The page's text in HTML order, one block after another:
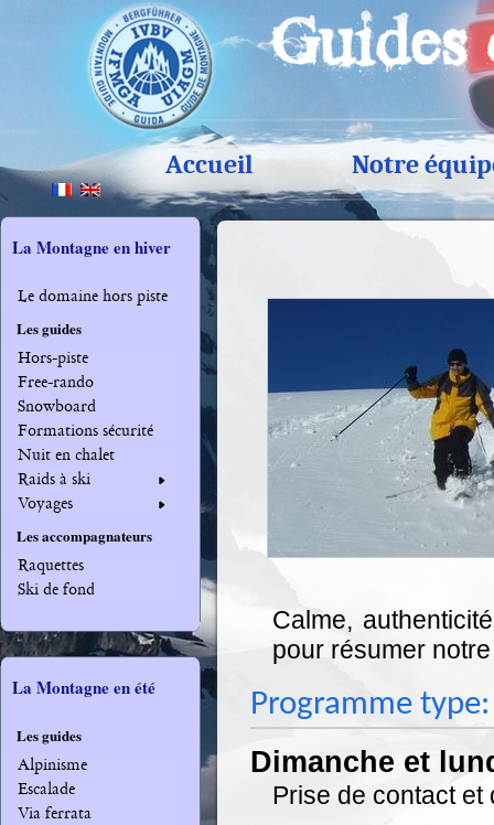
Accueil Notre
La Montagne en hiver
Le domaine hors piste
Les guides
Hors-piste
Free-rando
Snowboard
Formations sécurité
Nuit en chalet
Raids à ski
Voyages
Les accompagnateurs
Raquettes
Ski de fond
La Montagne en été
Les guides
Alpinisme
Escalade
Via ferrata
Calme,
pour résumer
Programme type:
Dimanche et
Prise de contact et